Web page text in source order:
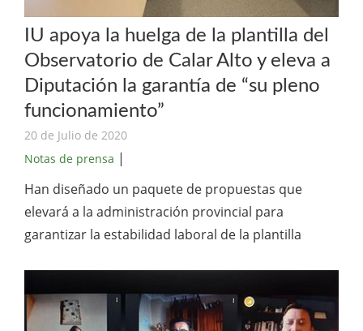
IU apoya la huelga de la plantilla del
Observatorio de Calar Alto y eleva a
Diputación la garantía de “su pleno
funcionamiento”
20 de Julio de 2020
Notas de prensa |
Han diseñado un paquete de propuestas que
elevará a la administración provincial para
garantizar la estabilidad laboral de la plantilla